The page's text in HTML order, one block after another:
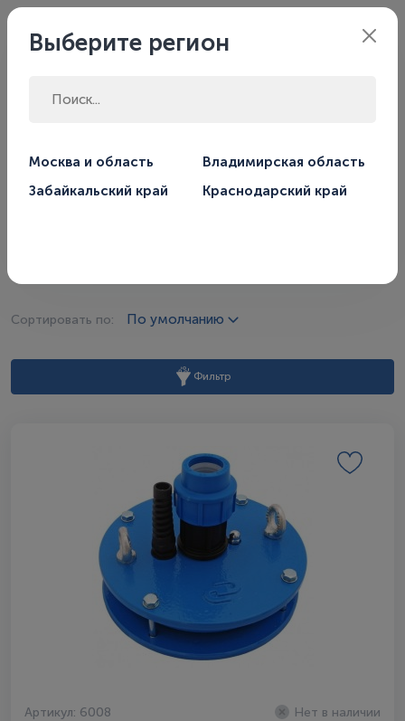
Филиал:
Владимирская
Принадлежности к насосам и скважинам
Сортировать по: По умолчанию
Фильтр
Артикул: 6008 Нет в наличии
Выберите регион
Москва и область
Владимирская область
Забайкальский край
Краснодарский край